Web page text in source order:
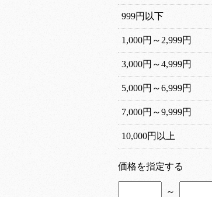
999円以下
1,000円～2,999円
3,000円～4,999円
5,000円～6,999円
7,000円～9,999円
10,000円以上
価格を指定する
～